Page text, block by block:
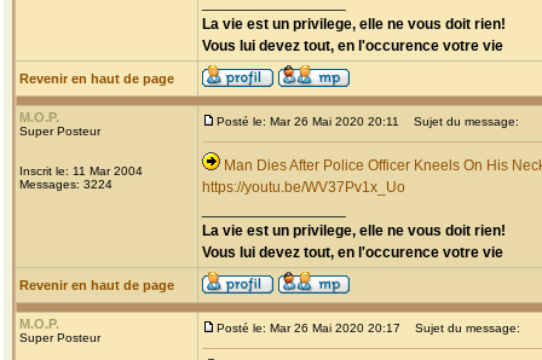
La vie est un privilege, elle ne vous doit rien!
Vous lui devez tout, en l'occurence votre vie
Revenir en haut de page
M.O.P.
Super Posteur
Inscrit le: 11 Mar 2004
Messages: 3224
Posté le: Mar 26 Mai 2020 20:11 Sujet du message:
Man Dies After Police Officer Kneels On His
https://youtu.be/WV37Pv1x_Uo
La vie est un privilege, elle ne vous doit rien!
Vous lui devez tout, en l'occurence votre vie
Revenir en haut de page
M.O.P.
Super Posteur
Posté le: Mar 26 Mai 2020 20:17 Sujet du message: